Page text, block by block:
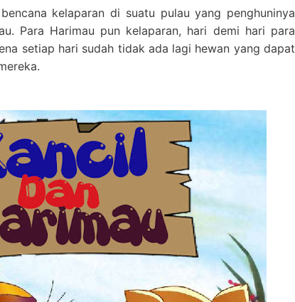
kelaparan di suatu pulau yang penghuninya
Para Harimau pun kelaparan, hari demi hari para
setiap hari sudah tidak ada lagi hewan yang dapat